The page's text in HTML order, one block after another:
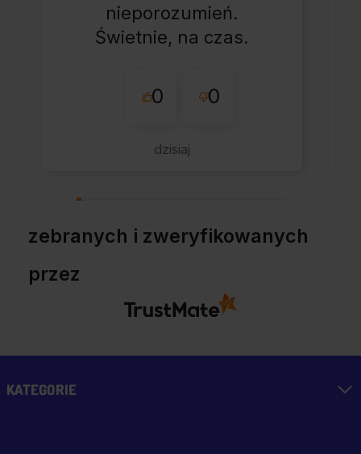
nieporozumień.
Świetnie, na czas.
0 0
dzisiaj
zebranych i zweryfikowanych
przez
KATEGORIE